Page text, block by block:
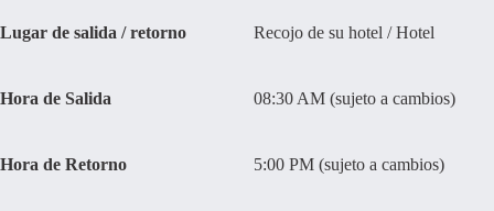
Lugar de salida / retorno Recojo de su hotel / Hotel
Hora de Salida 08:30 AM (sujeto a cambios)
Hora de Retorno 5:00 PM (sujeto a cambios)